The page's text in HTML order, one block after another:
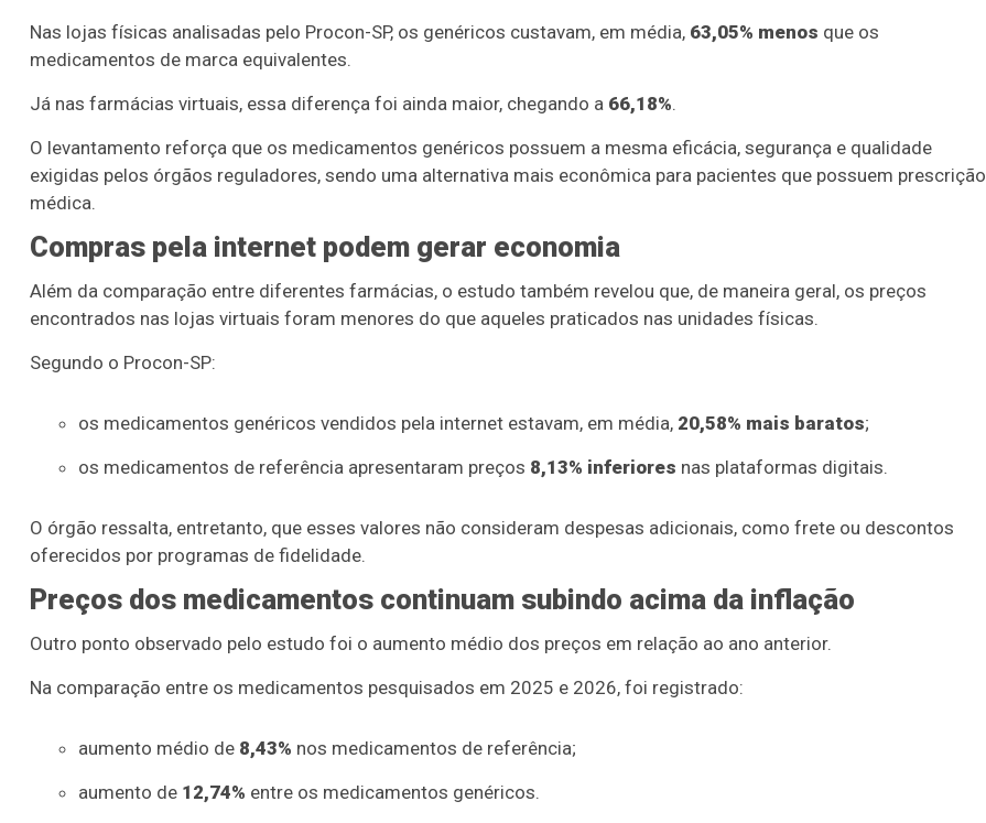
Nas lojas físicas analisadas pelo Procon-SP, os genéricos custavam, em média, 63,05% menos que os
medicamentos de marca equivalentes.
Já nas farmácias virtuais, essa diferença foi ainda maior, chegando a 66,18%.
O levantamento reforça que os medicamentos genéricos possuem a mesma eficácia, segurança e qualidade
exigidas pelos órgãos reguladores, sendo uma alternativa mais econômica para pacientes que possuem prescrição
médica.
Compras pela internet podem gerar economia
Além da comparação entre diferentes farmácias, o estudo também revelou que, de maneira geral, os preços
encontrados nas lojas virtuais foram menores do que aqueles praticados nas unidades físicas.
Segundo o Procon-SP:
os medicamentos genéricos vendidos pela internet estavam, em média, 20,58% mais baratos;
os medicamentos de referência apresentaram preços 8,13% inferiores nas plataformas digitais.
O órgão ressalta, entretanto, que esses valores não consideram despesas adicionais, como frete ou descontos
oferecidos por programas de fidelidade.
Preços dos medicamentos continuam subindo acima da inflação
Outro ponto observado pelo estudo foi o aumento médio dos preços em relação ao ano anterior.
Na comparação entre os medicamentos pesquisados em 2025 e 2026, foi registrado:
aumento médio de 8,43% nos medicamentos de referência;
aumento de 12,74% entre os medicamentos genéricos.